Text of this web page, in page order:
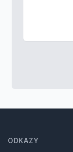
ODKAZY